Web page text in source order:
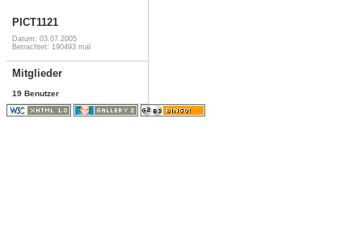
PICT1121
Datum: 03.07.2005
Betrachtet: 190493 mal
Mitglieder
19 Benutzer